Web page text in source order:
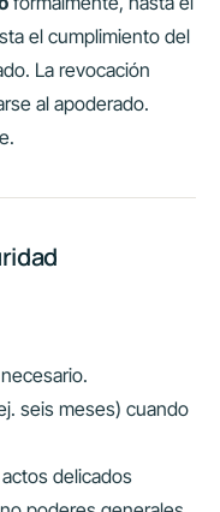
el cumplimiento del
La revocación
al apoderado.
seis meses) cuando
delicados